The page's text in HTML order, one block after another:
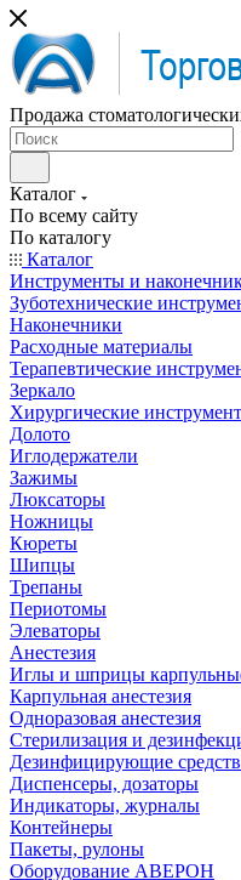
Продажа
Каталог
По всему сайту
По каталогу
Каталог
Инструменты и
Зуботехнические
Наконечники
Расходные материалы
Терапевтические
Зеркало
Хирургические
Долото
Иглодержатели
Зажимы
Люксаторы
Ножницы
Кюреты
Шипцы
Трепаны
Периотомы
Элеваторы
Анестезия
Иглы и шприцы
Карпульная анестезия
Одноразовая анестезия
Стерилизация и
Дезинфицирующие
Диспенсеры, дозаторы
Индикаторы, журналы
Контейнеры
Пакеты, рулоны
Оборудование АВЕРОН